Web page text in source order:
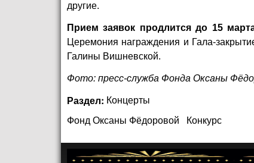
другие.
Прием заявок продлится до 15
Церемония награждения и Гала-
Галины Вишневской.
Фото: пресс-служба Фонда Оксаны
Раздел: Концерты
Фонд Оксаны Фёдоровой
Конкурс